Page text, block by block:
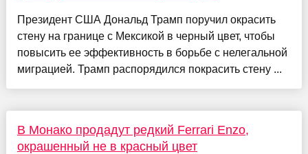
Президент США Дональд Трамп поручил окрасить
стену на границе с Мексикой в черный цвет, чтобы
повысить ее эффективность в борьбе с нелегальной
миграцией. Трамп распорядился покрасить стену ...
В Монако продадут редкий Ferrari Enzo,
окрашенный не в красный цвет